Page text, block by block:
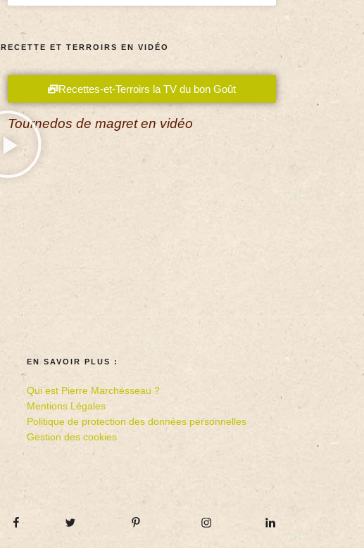
RECETTE ET TERROIRS EN VIDÉO
Recettes-et-Terroirs la TV du bon Goût
Tournedos de magret en vidéo
EN SAVOIR PLUS :
Qui est Pierre Marchesseau ?
Mentions Légales
Politique de protection des données personnelles
Gestion des cookies